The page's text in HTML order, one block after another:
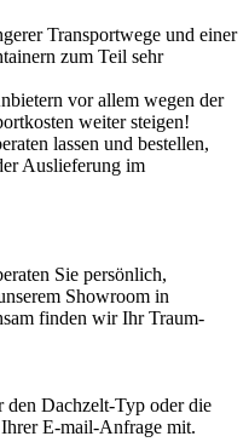
Transportwege und einer
zum Teil sehr
vor allem wegen der
weiter steigen!
lassen und bestellen,
Auslieferung im
Sie persönlich,
Showroom in
finden wir Ihr Traum-
den Dachzelt-Typ oder die
E-mail-Anfrage mit.